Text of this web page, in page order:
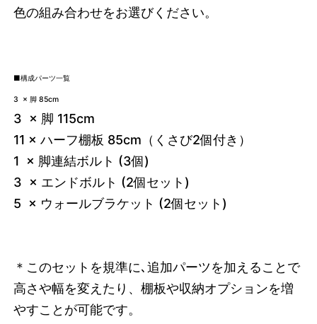
色の組み合わせをお選びください。
■構成パーツ一覧
3 × 脚 85cm
3 × 脚 115cm
11 × ハーフ棚板 85cm（くさび2個付き）
1 × 脚連結ボルト (3個)
3 × エンドボルト (2個セット)
5 × ウォールブラケット (2個セット)
＊このセットを規準に､追加パーツを加えることで
高さや幅を変えたり、棚板や収納オプションを増
やすことが可能です。